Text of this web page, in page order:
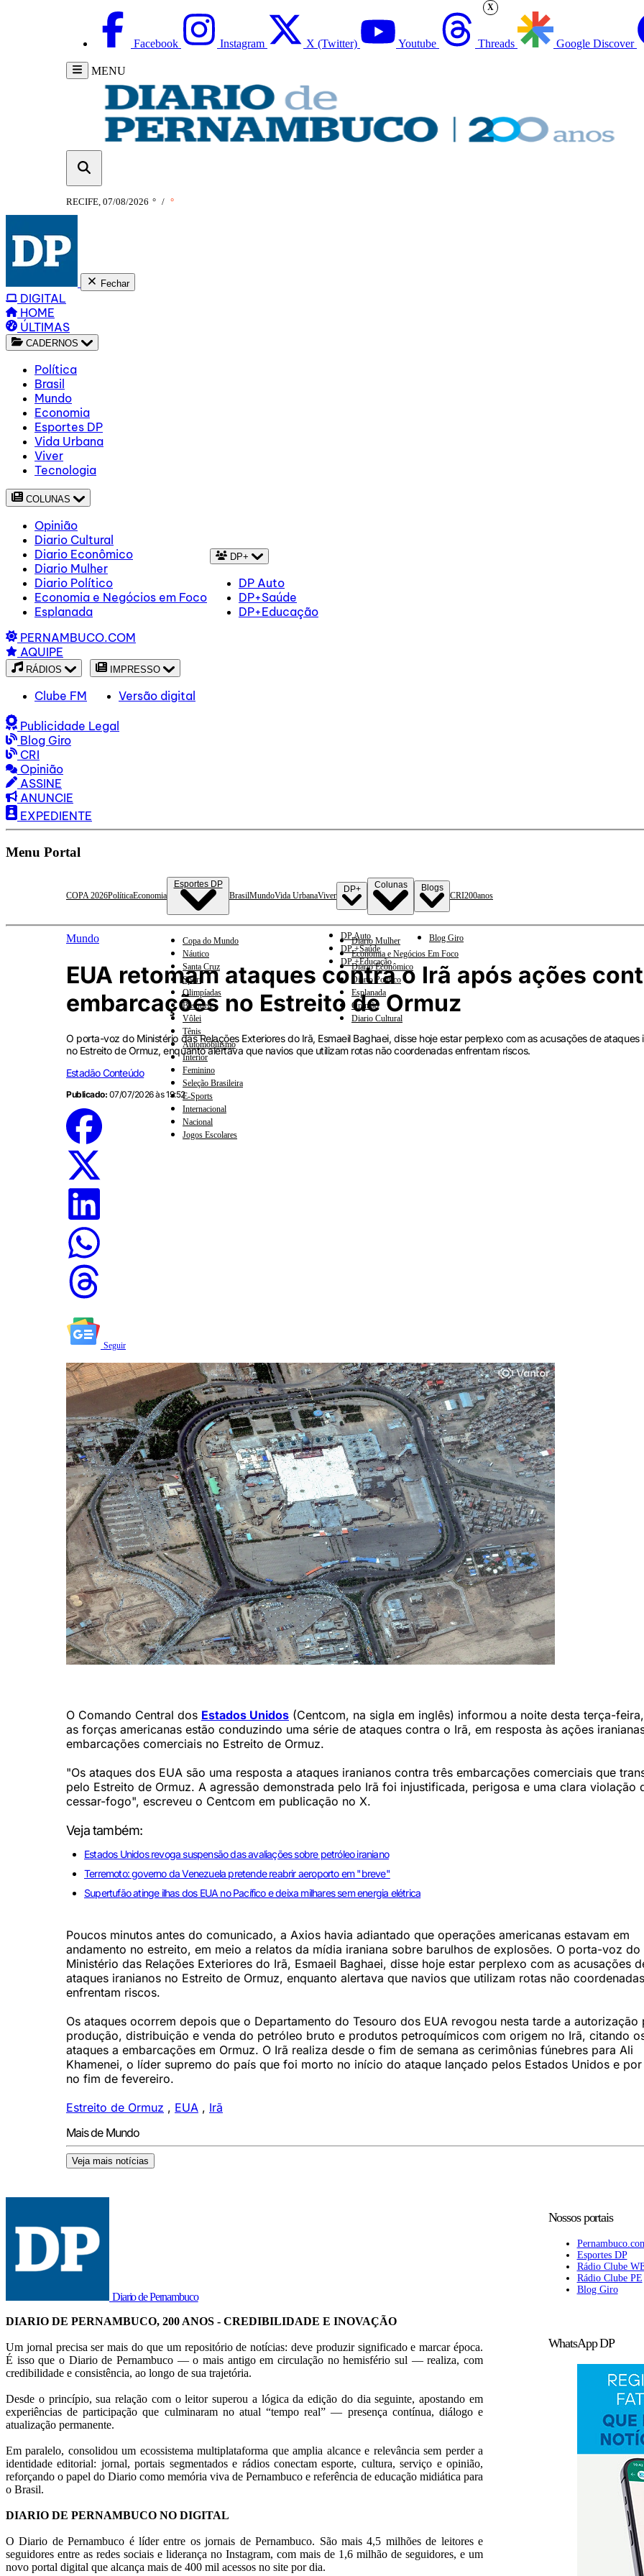
Facebook Instagram X (Twitter) Youtube Threads Google Discover
MENU
RECIFE, 07/08/2026 ° / °
Fechar
DIGITAL
HOME
ÚLTIMAS
CADERNOS
Política
Brasil
Mundo
Economia
Esportes DP
Vida Urbana
Viver
Tecnologia
COLUNAS
Opinião
Diario Cultural
Diario Econômico
Diario Mulher
Diario Político
Economia e Negócios em Foco
Esplanada
DP+
DP Auto
DP+Saúde
DP+Educação
PERNAMBUCO.COM
AQUIPE
RÁDIOS
Clube FM
IMPRESSO
Versão digital
Publicidade Legal
Blog Giro
CRI
Opinião
ASSINE
ANUNCIE
EXPEDIENTE
Menu Portal
COPA 2026PolíticaEconomia
Esportes DP
Copa do Mundo
Náutico
Santa Cruz
Sport
Olimpíadas
Basquete
Vôlei
Tênis
Automobilismo
Interior
Feminino
Seleção Brasileira
E-Sports
Internacional
Nacional
Jogos Escolares
BrasilMundoVida UrbanaViver
DP+
DP Auto
DP +Saúde
DP +Educação
Colunas
Diario Mulher
Economia e Negócios Em Foco
Diario Econômico
Diario Político
Esplanada
Opinião
Diario Cultural
Blogs
Blog Giro
CRI200anos
Mundo
EUA retomam ataques contra o Irã após ações
embarcações no Estreito de Ormuz
O porta-voz do Ministério das Relações Exteriores do Irã, Esmaeil Baghaei, disse hoje estar perplexo com as acusações de ataques
no Estreito de Ormuz, enquanto alertava que navios que utilizam rotas não coordenadas enfrentam riscos.
Estadão Conteúdo
Publicado: 07/07/2026 às 19:52
Seguir
O Comando Central dos Estados Unidos (Centcom, na sigla em inglês) informou a noite desta terça-
as forças americanas estão conduzindo uma série de ataques contra o Irã, em resposta às ações
embarcações comerciais no Estreito de Ormuz.
"Os ataques dos EUA são uma resposta a ataques iranianos contra três embarcações comerciais que
pelo Estreito de Ormuz. A agressão demonstrada pelo Irã foi injustificada, perigosa e uma clara violação
cessar-fogo", escreveu o Centcom em publicação no X.
Veja também:
Estados Unidos revoga suspensão das avaliações sobre petróleo iraniano
Terremoto: governo da Venezuela pretende reabrir aeroporto em "breve"
Supertufão atinge ilhas dos EUA no Pacífico e deixa milhares sem energia elétrica
Poucos minutos antes do comunicado, a Axios havia adiantado que operações americanas estavam em
andamento no estreito, em meio a relatos da mídia iraniana sobre barulhos de explosões. O porta-voz do
Ministério das Relações Exteriores do Irã, Esmaeil Baghaei, disse hoje estar perplexo com as acusações
ataques iranianos no Estreito de Ormuz, enquanto alertava que navios que utilizam rotas não coordenadas
enfrentam riscos.
Os ataques ocorrem depois que o Departamento do Tesouro dos EUA revogou nesta tarde a autorização
produção, distribuição e venda do petróleo bruto e produtos petroquímicos com origem no Irã, citando
ataques a embarcações em Ormuz. O Irã realiza desde o fim de semana as cerimônias fúnebres para Ali
Khamenei, o líder supremo do país que foi morto no início do ataque lançado pelos Estados Unidos e por
no fim de fevereiro.
Estreito de Ormuz , EUA , Irã
Mais de Mundo
Veja mais notícias
Diario de Pernambuco
DIARIO DE PERNAMBUCO, 200 ANOS - CREDIBILIDADE E INOVAÇÃO
Um jornal precisa ser mais do que um repositório de notícias: deve produzir significado e marcar época.
É isso que o Diario de Pernambuco — o mais antigo em circulação no hemisfério sul — realiza, com
credibilidade e consistência, ao longo de sua trajetória.
Desde o princípio, sua relação com o leitor superou a lógica da edição do dia seguinte, apostando em
experiências de participação que culminaram no atual “tempo real” — presença contínua, diálogo e
atualização permanente.
Em paralelo, consolidou um ecossistema multiplataforma que amplia alcance e relevância sem perder a
identidade editorial: jornal, portais segmentados e rádios conectam esporte, cultura, serviço e opinião,
reforçando o papel do Diario como memória viva de Pernambuco e referência de educação midiática para
o Brasil.
DIARIO DE PERNAMBUCO NO DIGITAL
O Diario de Pernambuco é líder entre os jornais de Pernambuco. São mais 4,5 milhões de leitores e
seguidores entre as redes sociais e liderança no Instagram, com mais de 1,6 milhão de seguidores, e um
novo portal digital que alcança mais de 400 mil acessos no site por dia.
Nossos portais
Esportes DP
Rádio Clube
Rádio Clube PE
Blog Giro
WhatsApp DP
X